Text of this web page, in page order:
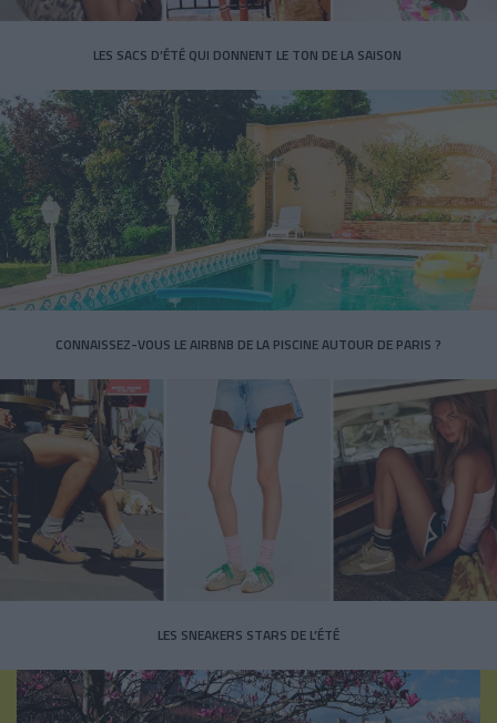
LES SACS D’ÉTÉ QUI DONNENT LE TON DE LA SAISON
CONNAISSEZ-VOUS LE AIRBNB DE LA PISCINE AUTOUR DE PARIS ?
LES SNEAKERS STARS DE L’ÉTÉ